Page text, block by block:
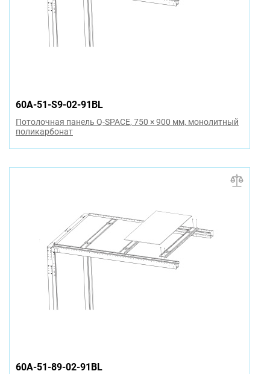
60A-51-S9-02-91BL
Потолочная панель Q-SPACE, 750 × 900 мм, монолитный
поликарбонат
60A-51-89-02-91BL